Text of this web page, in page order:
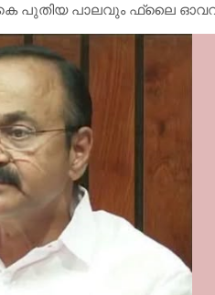
പുതിയ പാലവും ഫ്ലൈ